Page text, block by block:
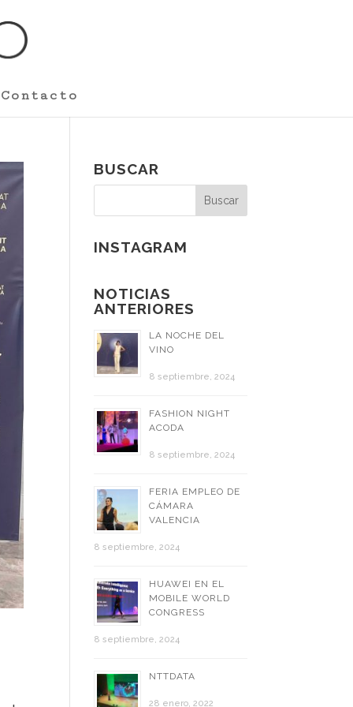
Contacto
BUSCAR
INSTAGRAM
NOTICIAS
ANTERIORES
LA NOCHE DEL
VINO
8 septiembre, 2024
FASHION NIGHT
ACODA
8 septiembre, 2024
FERIA EMPLEO DE
CÁMARA
VALENCIA
8 septiembre, 2024
HUAWEI EN EL
MOBILE WORLD
CONGRESS
8 septiembre, 2024
NTTDATA
28 enero, 2022